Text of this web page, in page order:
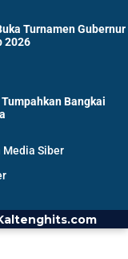
Turnamen Gubernur
2026
Bangkai
Media Siber